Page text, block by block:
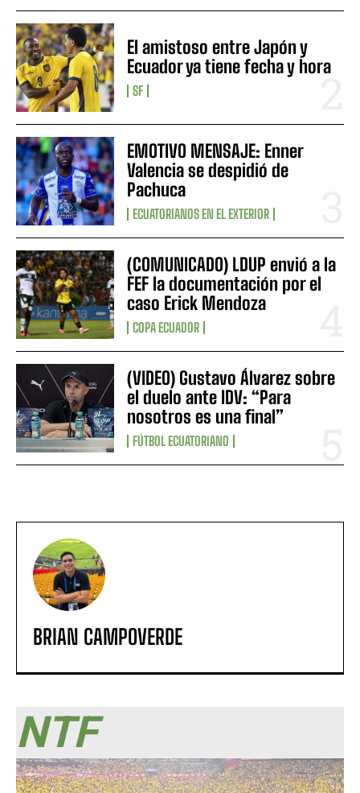
El amistoso entre Japón y
Ecuador ya tiene fecha y hora
SF
EMOTIVO MENSAJE: Enner
Valencia se despidió de
Pachuca
ECUATORIANOS EN EL EXTERIOR
(COMUNICADO) LDUP envió a la
FEF la documentación por el
caso Erick Mendoza
COPA ECUADOR
(VIDEO) Gustavo Álvarez sobre
el duelo ante IDV: “Para
nosotros es una final”
FÚTBOL ECUATORIANO
BRIAN CAMPOVERDE
NTF